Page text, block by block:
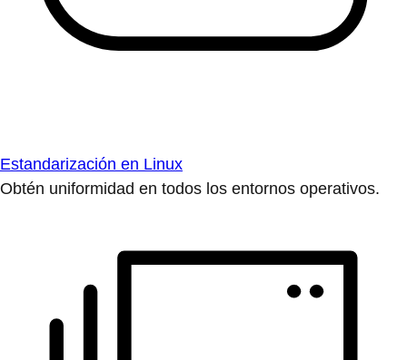
Estandarización en Linux
Obtén uniformidad en todos los entornos operativos.